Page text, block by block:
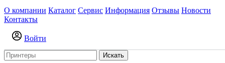
О компании Каталог Сервис Информация Отзывы Новости
Контакты
Войти
Искать